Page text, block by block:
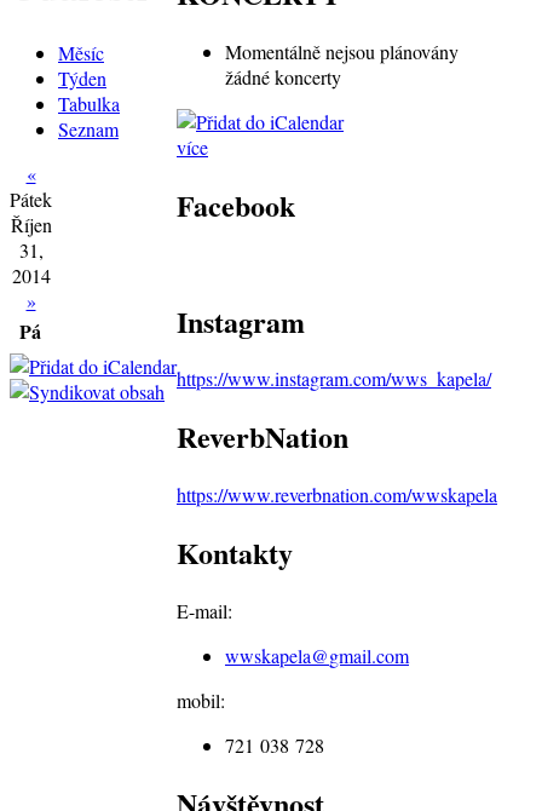
Měsíc
Týden
Tabulka
Seznam
«
Pátek
Říjen
31,
2014
»
Pá
Momentálně nejsou plánovány
žádné koncerty
více
Facebook
Instagram
https://www.instagram.com/wws_kapela/
ReverbNation
https://www.reverbnation.com/wwskapela
Kontakty
E-mail:
wwskapela@gmail.com
mobil:
721 038 728